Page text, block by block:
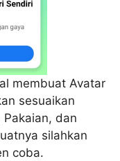
membuat Avatar
sesuaikan
dan
silahkan
coba.